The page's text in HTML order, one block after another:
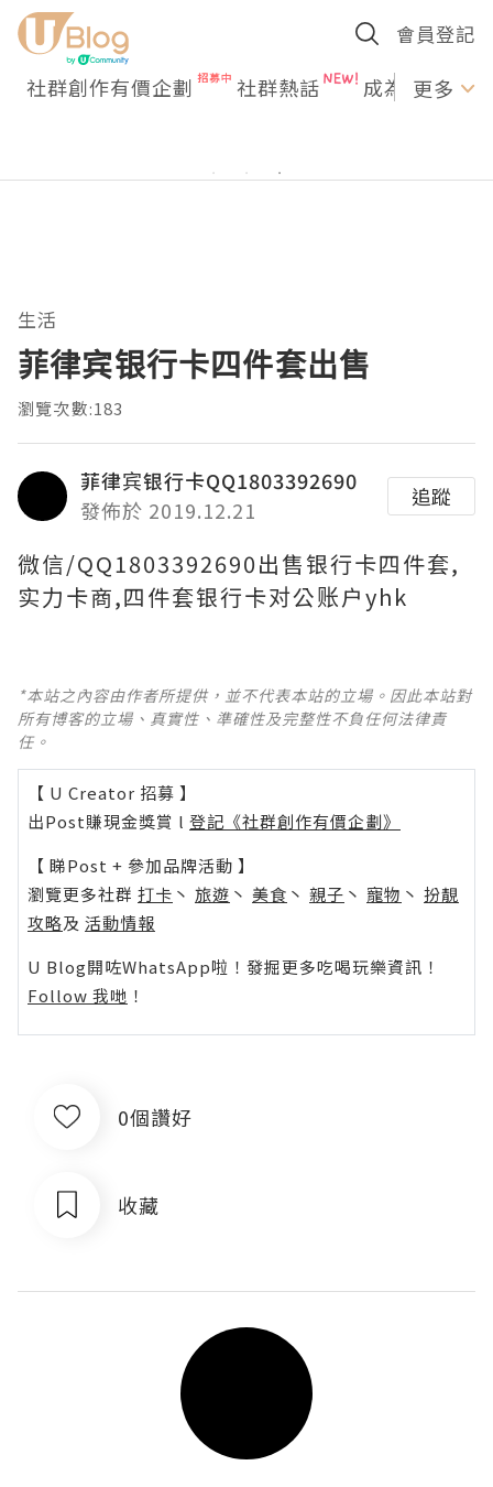
會員登記
社群創作有價企劃 社群熱話 成為U更多
生活
菲律宾银行卡四件套出售
瀏覽次數:183
菲律宾银行卡QQ1803392690
發佈於 2019.12.21
追蹤
微信/QQ1803392690出售银行卡四件套,
实力卡商,四件套银行卡对公账户yhk
*本站之內容由作者所提供，並不代表本站的立場。因此本站對
所有博客的立場、真實性、準確性及完整性不負任何法律責
任。
【 U Creator 招募 】
出Post賺現金獎賞 l 登記《社群創作有價企劃》
【 睇Post + 參加品牌活動 】
瀏覽更多社群 打卡 丶 旅遊 丶 美食 丶 親子 丶 寵物 丶 扮靚
攻略及 活動情報
U Blog開咗WhatsApp啦！發掘更多吃喝玩樂資訊！
Follow 我哋 ！
0個讚好
收藏